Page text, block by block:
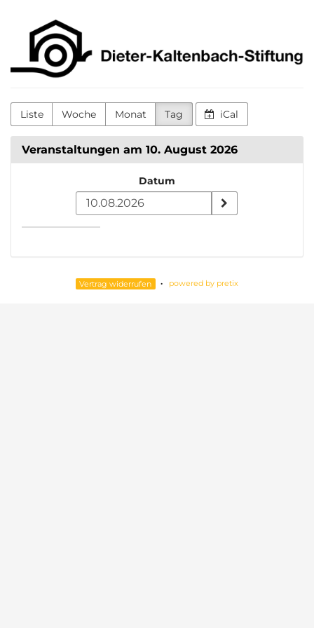
Haupt-
Inhalt
springen
Dieter-
Kaltenbach-
Stiftung
Liste Woche Monat Tag iCal
Veranstaltungen am 10. August 2026
zur
Anzeige
Datum
Vertrag widerrufen powered by pretix